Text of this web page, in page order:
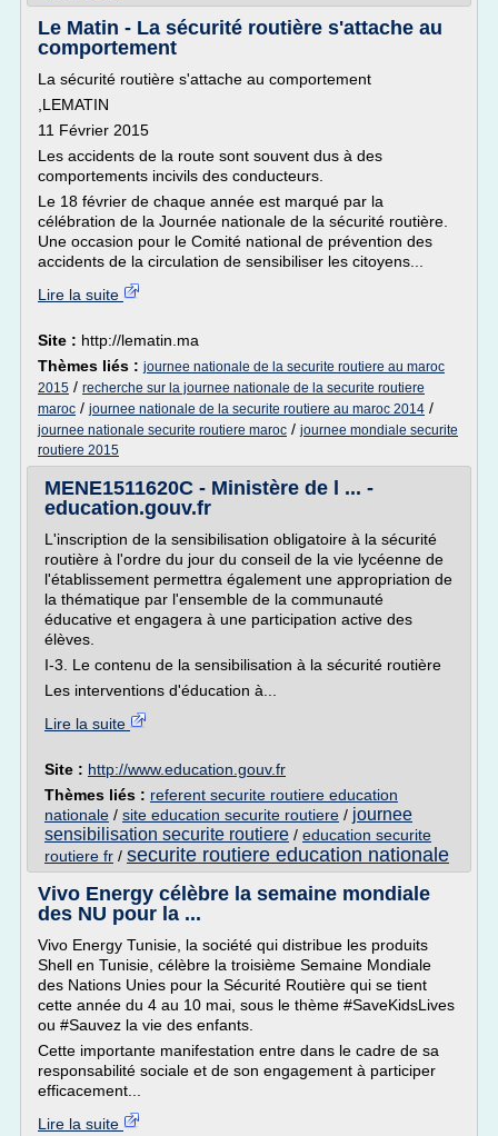
Le Matin - La sécurité routière s'attache au
comportement
La sécurité routière s'attache au comportement
,LEMATIN
11 Février 2015
Les accidents de la route sont souvent dus à des
comportements incivils des conducteurs.
Le 18 février de chaque année est marqué par la
célébration de la Journée nationale de la sécurité routière.
Une occasion pour le Comité national de prévention des
accidents de la circulation de sensibiliser les citoyens...
Lire la suite
Site : http://lematin.ma
Thèmes liés : journee nationale de la securite routiere au maroc
2015 / recherche sur la journee nationale de la securite routiere
maroc / journee nationale de la securite routiere au maroc 2014 /
journee nationale securite routiere maroc / journee mondiale securite
routiere 2015
MENE1511620C - Ministère de l ... -
education.gouv.fr
L'inscription de la sensibilisation obligatoire à la sécurité
routière à l'ordre du jour du conseil de la vie lycéenne de
l'établissement permettra également une appropriation de
la thématique par l'ensemble de la communauté
éducative et engagera à une participation active des
élèves.
I-3. Le contenu de la sensibilisation à la sécurité routière
Les interventions d'éducation à...
Lire la suite
Site : http://www.education.gouv.fr
Thèmes liés : referent securite routiere education
nationale / site education securite routiere / journee
sensibilisation securite routiere / education securite
routiere fr / securite routiere education nationale
Vivo Energy célèbre la semaine mondiale
des NU pour la ...
Vivo Energy Tunisie, la société qui distribue les produits
Shell en Tunisie, célèbre la troisième Semaine Mondiale
des Nations Unies pour la Sécurité Routière qui se tient
cette année du 4 au 10 mai, sous le thème #SaveKidsLives
ou #Sauvez la vie des enfants.
Cette importante manifestation entre dans le cadre de sa
responsabilité sociale et de son engagement à participer
efficacement...
Lire la suite